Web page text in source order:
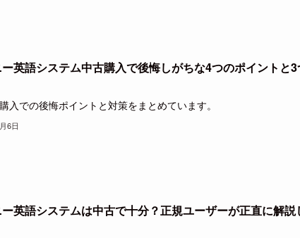
英語システム中古購入で後悔しがちな4つのポイントと3
入での後悔ポイントと対策をまとめています。
6日
英語システムは中古で十分？正規ユーザーが正直に解説